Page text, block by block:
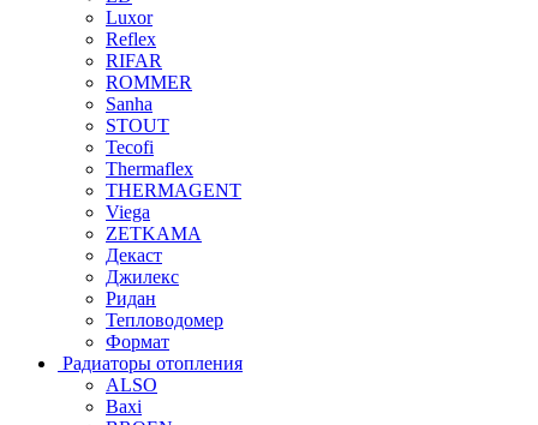
Luxor
Reflex
RIFAR
ROMMER
Sanha
STOUT
Tecofi
Thermaflex
THERMAGENT
Viega
ZETKAMA
Декаст
Джилекс
Ридан
Тепловодомер
Формат
Радиаторы отопления
ALSO
Baxi